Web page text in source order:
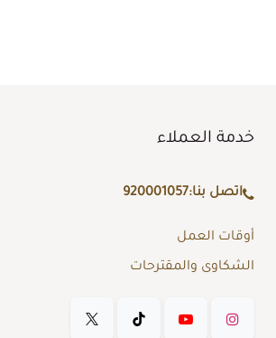
خدمة العملاء
اتصل بنا:920001057
أوقات العمل
الشكاوى والمقترحات